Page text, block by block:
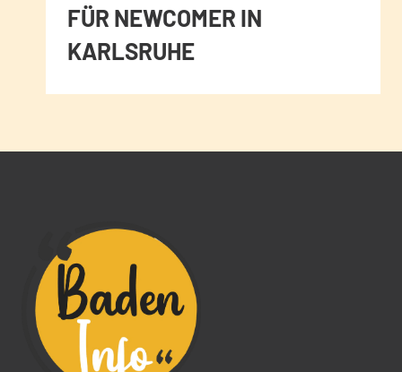
FÜR NEWCOMER IN
KARLSRUHE